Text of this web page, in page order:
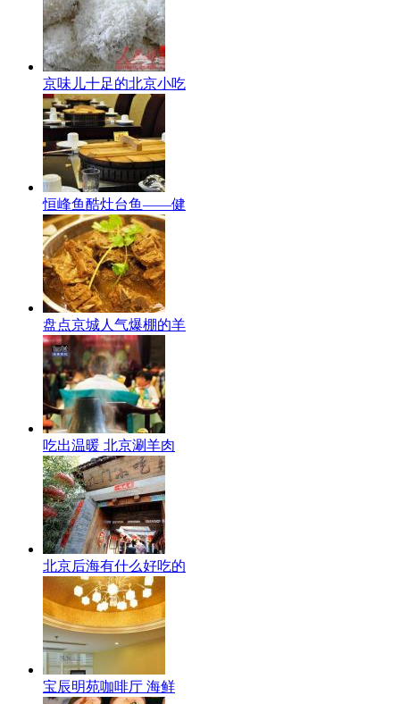
京味儿十足的北京小吃
恒峰鱼酷灶台鱼——健
盘点京城人气爆棚的羊
吃出温暖 北京涮羊肉
北京后海有什么好吃的
宝辰明苑咖啡厅 海鲜